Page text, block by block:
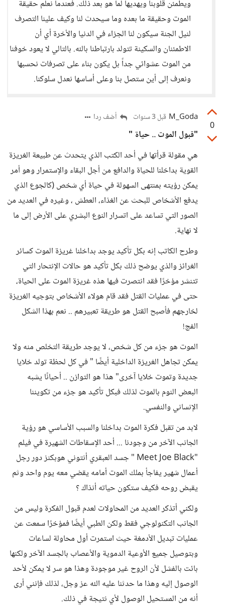
ويطمئن قلوبنا ويهديها لما هو بعد ذلك. فعندما نعلم حقيقة
الموت وحقيقة ما بعده وما سيحدث لنا وكيف علينا التصرف
لنيل الجنة سيكون لنا الجزاء في الدنيا والأخرة أي أن
الاطمئنان والسكينة تتولد بارتباطنا بالله. بالتالي لا يعود خوفنا
من الموت عشوائي جداً بل يكون بناء على تصرفات نحسبها
ونعرف إلى أين ستصل بنا وعلى أساسها نعدل سلوكنا.
0
M_Goda قبل 3 سنوات أضف ردا
"قبول الموت .. حياة "
هي مقولة قرأتها في أحد الكتب الذي يتحدث عن طبيعة الغريزة
القوية بداخلنا للحياة والدافع من أجل البقاء والإستمرار وهو أمر
يمكن رؤيته بمنتهى السهولة في حياة أي شخص (كالجوع الذي
يدفع الأشخاص للبحث عن الغذاء، العطش ، وغيره في العديد من
الصور التي تساعد على اتسرار النوع البشري على الأرض إلى ما
لا نهاية.
وطرح الكاتب إنه بكل تأكيد يوجد بداخلنا غريزة الموت كسائر
الغرائز والذي يوضح ذلك بكل تأكيد هو حالات الإنتحار التي
تتنشر مؤخرًا فقد انتصرت فيها هذه غريزة الموت على الحياة،
حتى في عمليات القتل فقد قام هولاء الأشخاص بتوجيه الغريزة
لخارجهم فأصبح القتل هو طريقة تعبيرهم .. نعم بهذا الشكل
الفج!
الموت هو جزء من كل شخص، لا يوجد طريقة التخلص منه ولا
يمكن تجاهل الغريزة الداخلية أيضًا " في كل لحظة تولد خلايا
جديدة وتموت خلايا آخرى" هذا هو التوازن .. أحيانًا يشبه
البعض النوم بالموت لذلك فبكل تأكيد هو جزء من تكويننا
الإنساني والنفسي.
لابد من تقبل فكرة الموت بداخلنا والسبب الأساسي هو رؤية
الجانب الآخر من وجودنا ... أحد الإسقاطات الشهيرة في فيلم
"Meet Joe Black " جسد العبقري أنتوني هوبكنز دور رجل
أعمال شهير يفاجأ بملك الموت أمامه يقضي معه يوم واحد وثم
يقبض روحه فكيف ستكون حياته أنذاك ؟
ولكني أتذكر العديد من المحاولات لعدم قبول الفكرة وليس من
الجانب التكنولوجي فقط ولكن الطبي أيضًا فمؤخرًا سمعت عن
عمليات تبديل الأدمغة حيث استمرت أول محاولة لساعات
وبتوصيل جميع الأوعية الدموية والأعصاب بالجسد الآخر ولكنها
بائت بالفشل لأن الروح غير موجودة وهذا هو سر لا يمكن لأحد
الوصول إليه وهذا ما حدثنا عليه الله عز وجل، لذلك فإنني أرى
أنه من المستحيل الوصول لأي نتيجة في ذلك.